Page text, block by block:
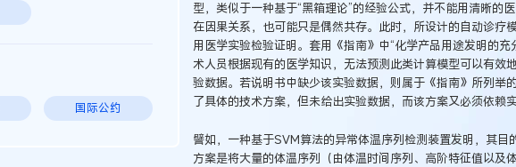
国际公约
型，类似于一种基于“黑箱理论”的经验公式，并不能用清晰的
在因果关系，也可能只是偶然共存。此时，所设计的自动诊疗
用医学实验检验证明。套用《指南》中“化学产品用途发明的
术人员根据现有的医学知识，无法预测此类计算模型可以有效
验数据。若说明书中缺少该实验数据，则属于《指南》所列举
了具体的技术方案，但未给出实验数据，而该方案又必须依赖
譬如，一种基于SVM算法的异常体温序列检测装置发明，其
方案是将大量的体温序列（由体温时间序列、高阶特征值以及